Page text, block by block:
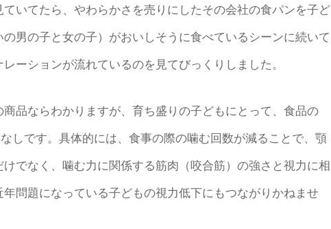
いてたら、やわらかさを売りにしたその会社の食パンを子ど
男の子と女の子）がおいしそうに食べているシーンに続いて
ーションが流れているのを見てびっくりしました。
品ならわかりますが、育ち盛りの子どもにとって、食品の
しです。具体的には、食事の際の噛む回数が減ることで、顎
でなく、噛む力に関係する筋肉（咬合筋）の強さと視力に相
問題になっている子どもの視力低下にもつながりかねませ